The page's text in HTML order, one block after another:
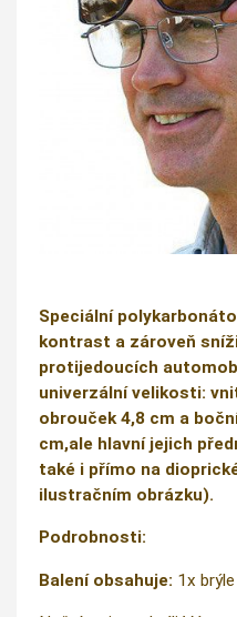
Speciální
kontrast a zároveň
protijedoucích
univerzální velikosti:
obrouček 4,8 cm a
cm,ale hlavní jejich
také i přímo na
ilustračním obrázku).
Podrobnosti:
Balení obsahuje: 1x